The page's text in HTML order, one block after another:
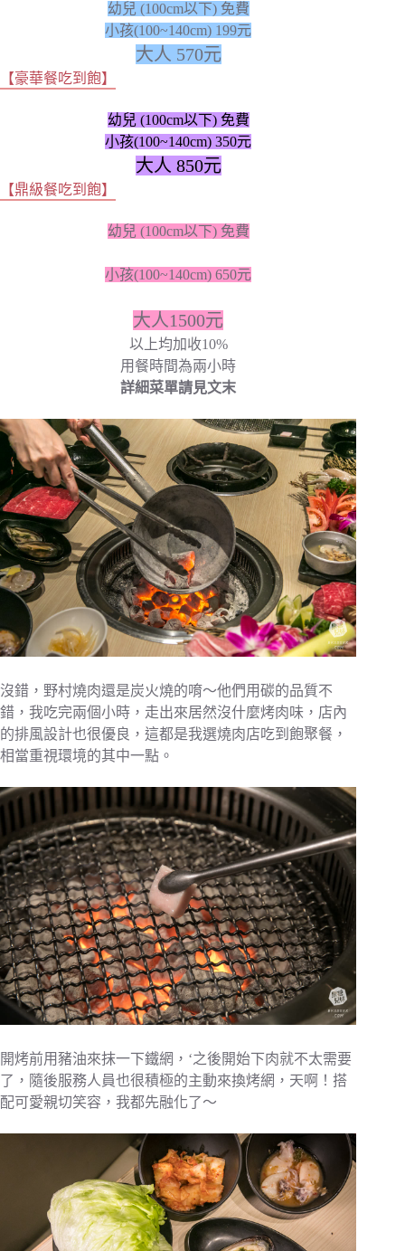
幼兒 (100cm以下) 免費
小孩(100~140cm) 199元
大人 570元
【豪華餐吃到飽】
幼兒 (100cm以下) 免費
小孩(100~140cm) 350元
大人 850元
【鼎級餐吃到飽】
幼兒 (100cm以下) 免費
小孩(100~140cm) 650元
大人1500元
以上均加收10%
用餐時間為兩小時
詳細菜單請見文末
沒錯，野村燒肉還是炭火燒的唷～他們用碳的品質不
錯，我吃完兩個小時，走出來居然沒什麼烤肉味，店內
的排風設計也很優良，這都是我選燒肉店吃到飽聚餐，
相當重視環境的其中一點。
開烤前用豬油來抹一下鐵網，‘之後開始下肉就不太需要
了，隨後服務人員也很積極的主動來換烤網，天啊！搭
配可愛親切笑容，我都先融化了～